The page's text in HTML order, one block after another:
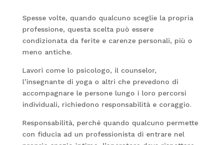
Spesse volte, quando qualcuno sceglie la propria
professione, questa scelta può essere
condizionata da ferite e carenze personali, più o
meno antiche.
Lavori come lo psicologo, il counselor,
l’insegnante di yoga o altri che prevedono di
accompagnare le persone lungo i loro percorsi
individuali, richiedono responsabilità e coraggio.
Responsabilità, perché quando qualcuno permette
con fiducia ad un professionista di entrare nel